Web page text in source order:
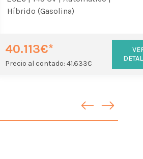
Híbrido (Gasolina)
40.113€*
Precio al contado: 41.633€